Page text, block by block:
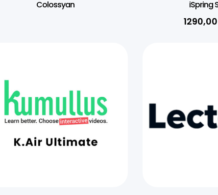
Colossyan iSpring
1290,00